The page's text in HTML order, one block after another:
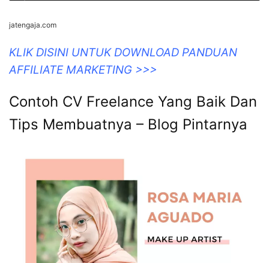
jatengaja.com
KLIK DISINI UNTUK DOWNLOAD PANDUAN
AFFILIATE MARKETING >>>
Contoh CV Freelance Yang Baik Dan
Tips Membuatnya – Blog Pintarnya